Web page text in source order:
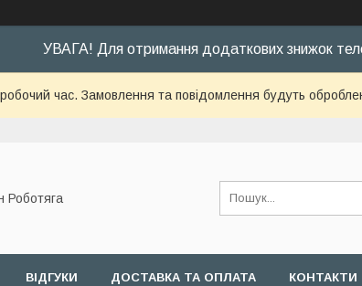
УВАГА! Для отримання додаткових знижок
час. Замовлення та повідомлення будуть
Роботяга
ВІДГУКИ ДОСТАВКА ТА ОПЛАТА КОНТАКТИ